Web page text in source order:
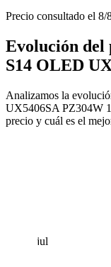
Precio consultado el
Evolución del
S14 OLED
Analizamos la
UX5406SA PZ304W
precio y cuál es el
jul